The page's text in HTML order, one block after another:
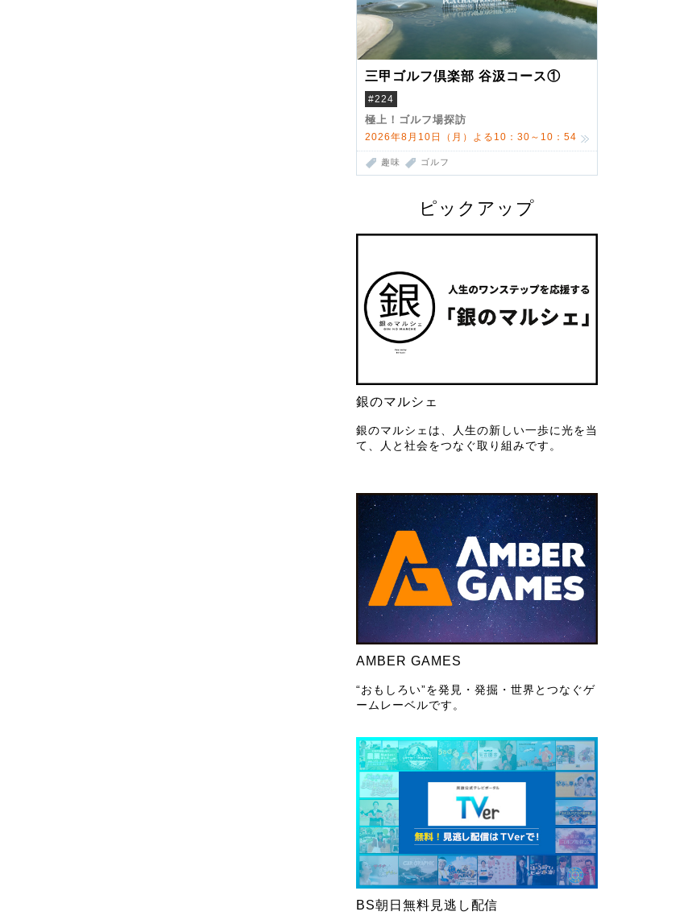
三甲ゴルフ倶楽部 谷汲コース①
#224
極上！ゴルフ場探訪
2026年8月10日（月）よる10：30～10：54
趣味 ゴルフ
ピックアップ
銀のマルシェ
銀のマルシェは、人生の新しい一歩に光を当
て、人と社会をつなぐ取り組みです。
AMBER GAMES
“おもしろい”を発見・発掘・世界とつなぐゲ
ームレーベルです。
BS朝日無料見逃し配信